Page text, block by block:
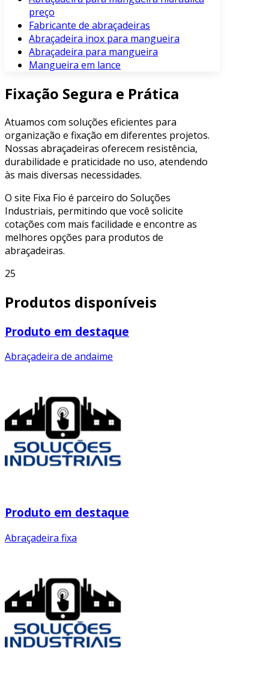
preço
Fabricante de abraçadeiras
Abraçadeira inox para mangueira
Abraçadeira para mangueira
Mangueira em lance
Fixação Segura e Prática
Atuamos com soluções eficientes para
organização e fixação em diferentes projetos.
Nossas abraçadeiras oferecem resistência,
durabilidade e praticidade no uso, atendendo
às mais diversas necessidades.
O site Fixa Fio é parceiro do Soluções
Industriais, permitindo que você solicite
cotações com mais facilidade e encontre as
melhores opções para produtos de
abraçadeiras.
25
Produtos disponíveis
Produto em destaque
Abraçadeira de andaime
Produto em destaque
Abraçadeira fixa